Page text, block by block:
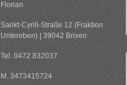
Florian
Sankt-Cyrill-Straße 12 (Fraktion
Untereben) | 39042 Brixen
Tel. 0472 832037
M. 3473415724